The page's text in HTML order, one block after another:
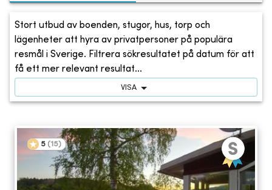
Stort utbud av boenden, stugor, hus, torp och
lägenheter att hyra av privatpersoner på populära
resmål i Sverige. Filtrera sökresultatet på datum för att
få ett mer relevant resultat...
VISA
5 (15)